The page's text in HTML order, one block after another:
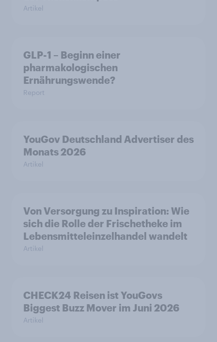
Artikel
GLP-1 – Beginn einer
pharmakologischen
Ernährungswende?
Report
YouGov Deutschland Advertiser des
Monats 2026
Artikel
Von Versorgung zu Inspiration: Wie
sich die Rolle der Frischetheke im
Lebensmitteleinzelhandel wandelt
Artikel
CHECK24 Reisen ist YouGovs
Biggest Buzz Mover im Juni 2026
Artikel